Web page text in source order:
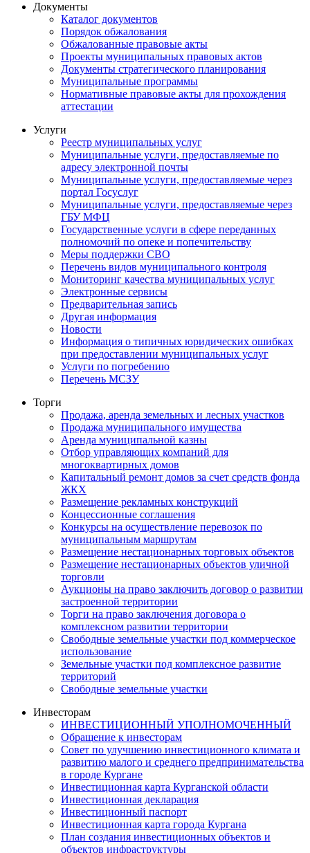
Документы
Каталог документов
Порядок обжалования
Обжалованные правовые акты
Проекты муниципальных правовых актов
Документы стратегического планирования
Муниципальные программы
Нормативные правовые акты для прохождения
аттестации
Услуги
Реестр муниципальных услуг
Муниципальные услуги, предоставляемые по
адресу электронной почты
Муниципальные услуги, предоставляемые через
портал Госуслуг
Муниципальные услуги, предоставляемые через
ГБУ МФЦ
Государственные услуги в сфере переданных
полномочий по опеке и попечительству
Меры поддержки СВО
Перечень видов муниципального контроля
Мониторинг качества муниципальных услуг
Электронные сервисы
Предварительная запись
Другая информация
Новости
Информация о типичных юридических ошибках
при предоставлении муниципальных услуг
Услуги по погребению
Перечень МСЗУ
Торги
Продажа, аренда земельных и лесных участков
Продажа муниципального имущества
Аренда муниципальной казны
Отбор управляющих компаний для
многоквартирных домов
Капитальный ремонт домов за счет средств фонда
ЖКХ
Размещение рекламных конструкций
Концессионные соглашения
Конкурсы на осуществление перевозок по
муниципальным маршрутам
Размещение нестационарных торговых объектов
Размещение нестационарных объектов уличной
торговли
Аукционы на право заключить договор о развитии
застроенной территории
Торги на право заключения договора о
комплексном развитии территории
Свободные земельные участки под коммерческое
использование
Земельные участки под комплексное развитие
территорий
Свободные земельные участки
Инвесторам
ИНВЕСТИЦИОННЫЙ УПОЛНОМОЧЕННЫЙ
Обращение к инвесторам
Совет по улучшению инвестиционного климата и
развитию малого и среднего предпринимательства
в городе Кургане
Инвестиционная карта Курганской области
Инвестиционная декларация
Инвестиционный паспорт
Инвестиционная карта города Кургана
План создания инвестиционных объектов и
объектов инфраструктуры